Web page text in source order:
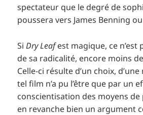
spectateur que le degré de
poussera vers James Benning
SiDry Leafest magique, ce n’est
de sa radicalité, encore moins
Celle-ci résulte d’un choix,
tel film n’a pu l’être que par un
conscientisation des moyens de
en revanche bien un argument